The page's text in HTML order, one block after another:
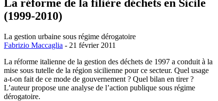
La réforme de la filière déchets en Sicile
(1999-2010)
La gestion urbaine sous régime dérogatoire
Fabrizio Maccaglia - 21 février 2011
La réforme italienne de la gestion des déchets de 1997 a conduit à la
mise sous tutelle de la région sicilienne pour ce secteur. Quel usage
a-t-on fait de ce mode de gouvernement ? Quel bilan en tirer ?
L’auteur propose une analyse de l’action publique sous régime
dérogatoire.